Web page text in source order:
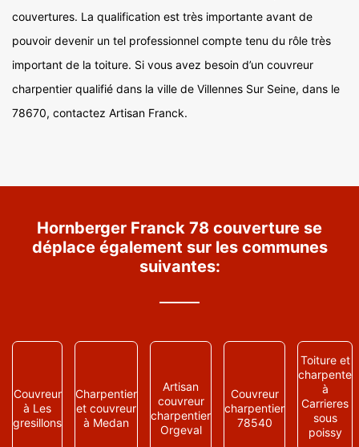
couvertures. La qualification est très importante avant de
pouvoir devenir un tel professionnel compte tenu du rôle très
important de la toiture. Si vous avez besoin d’un couvreur
charpentier qualifié dans la ville de Villennes Sur Seine, dans le
78670, contactez Artisan Franck.
Hornberger Franck 78 couverture se
déplace également sur les communes
suivantes:
Couvreur
à Les
gresillons
Charpentier
et couvreur
à Medan
Artisan
couvreur
charpentier
Orgeval
Couvreur
charpentier
78540
Toiture et
charpente
à
Carrieres
sous
poissy